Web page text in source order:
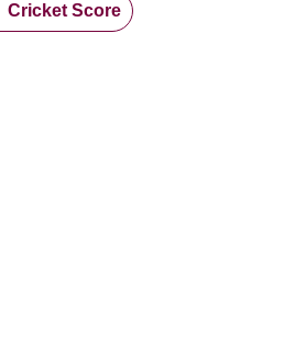
Cricket Score